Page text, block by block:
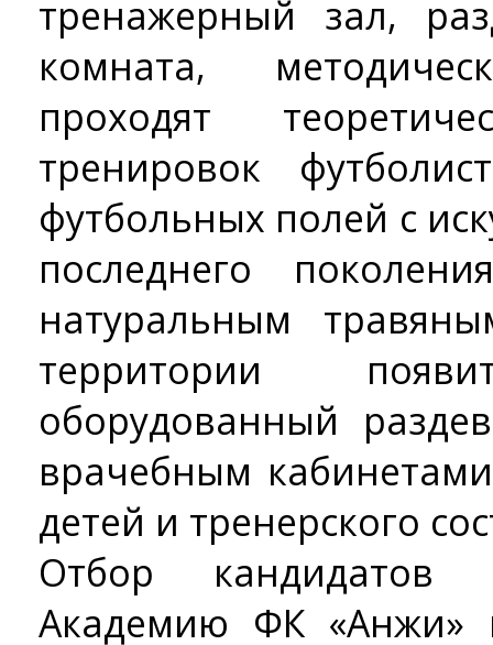
тренажерный зал,
комната,
проходят
тренировок
футбольных полей с
последнего
натуральным
территории
оборудованный
врачебным
детей и тренерского
Отбор кандидатов
Академию ФК «Анжи»